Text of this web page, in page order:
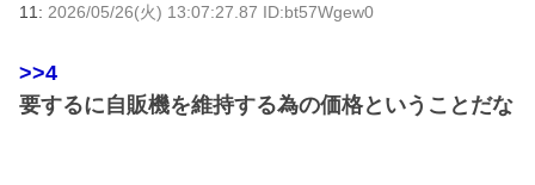
11: 2026/05/26(火) 13:07:27.87 ID:bt57Wgew0
>>4
要するに自販機を維持する為の価格ということだな